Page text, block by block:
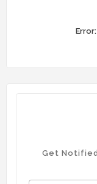
Error:
Get